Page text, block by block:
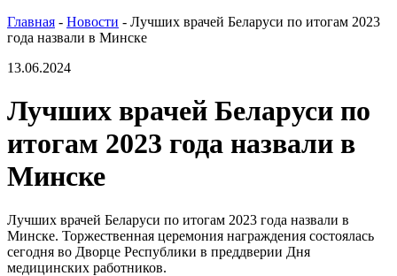
Главная - Новости - Лучших врачей Беларуси по итогам 2023
года назвали в Минске
13.06.2024
Лучших врачей Беларуси по
итогам 2023 года назвали в
Минске
Лучших врачей Беларуси по итогам 2023 года назвали в
Минске. Торжественная церемония награждения состоялась
сегодня во Дворце Республики в преддверии Дня
медицинских работников.